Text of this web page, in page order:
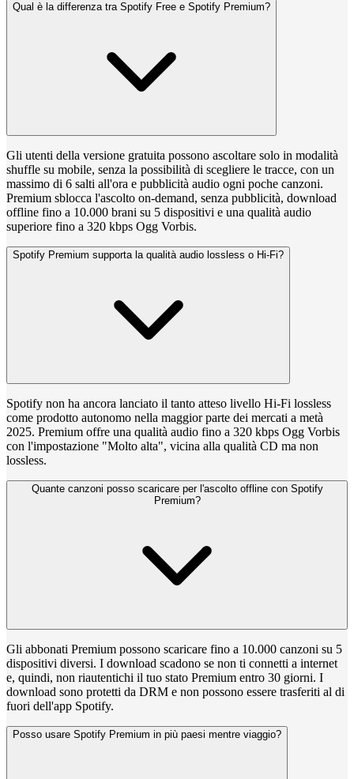
Qual è la differenza tra Spotify Free e Spotify Premium?
Gli utenti della versione gratuita possono ascoltare solo in modalità
shuffle su mobile, senza la possibilità di scegliere le tracce, con un
massimo di 6 salti all'ora e pubblicità audio ogni poche canzoni.
Premium sblocca l'ascolto on-demand, senza pubblicità, download
offline fino a 10.000 brani su 5 dispositivi e una qualità audio
superiore fino a 320 kbps Ogg Vorbis.
Spotify Premium supporta la qualità audio lossless o Hi-Fi?
Spotify non ha ancora lanciato il tanto atteso livello Hi-Fi lossless
come prodotto autonomo nella maggior parte dei mercati a metà
2025. Premium offre una qualità audio fino a 320 kbps Ogg Vorbis
con l'impostazione "Molto alta", vicina alla qualità CD ma non
lossless.
Quante canzoni posso scaricare per l'ascolto offline con Spotify
Premium?
Gli abbonati Premium possono scaricare fino a 10.000 canzoni su 5
dispositivi diversi. I download scadono se non ti connetti a internet
e, quindi, non riautentichi il tuo stato Premium entro 30 giorni. I
download sono protetti da DRM e non possono essere trasferiti al di
fuori dell'app Spotify.
Posso usare Spotify Premium in più paesi mentre viaggio?